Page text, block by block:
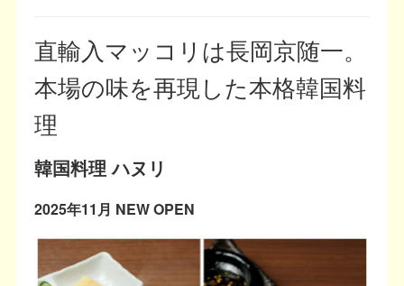
直輸入マッコリは長岡京随一。
本場の味を再現した本格韓国料
理
韓国料理 ハヌリ
2025年11月 NEW OPEN